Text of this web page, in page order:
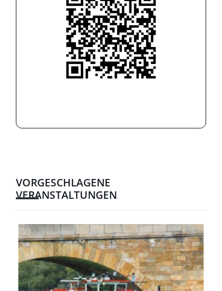
VORGESCHLAGENE
VERANSTALTUNGEN